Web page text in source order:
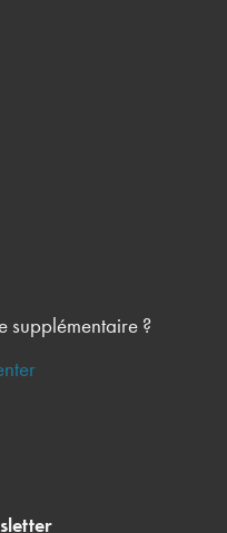
supplémentaire ?